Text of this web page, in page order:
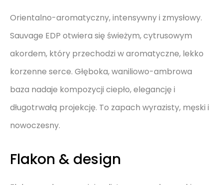
Orientalno-aromatyczny, intensywny i zmysłowy.
Sauvage EDP otwiera się świeżym, cytrusowym
akordem, który przechodzi w aromatyczne, lekko
korzenne serce. Głęboka, waniliowo-ambrowa
baza nadaje kompozycji ciepło, elegancję i
długotrwałą projekcję. To zapach wyrazisty, męski i
nowoczesny.
Flakon & design